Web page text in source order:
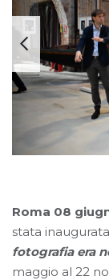
Roma 08
stata
fotografia era
maggio al 22